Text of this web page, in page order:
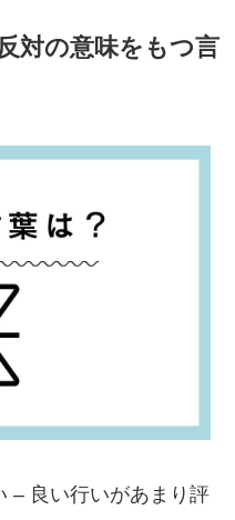
対の意味をもつ言
– 良い行いがあまり評